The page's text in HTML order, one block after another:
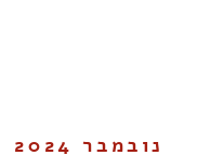
נובמבר 2024